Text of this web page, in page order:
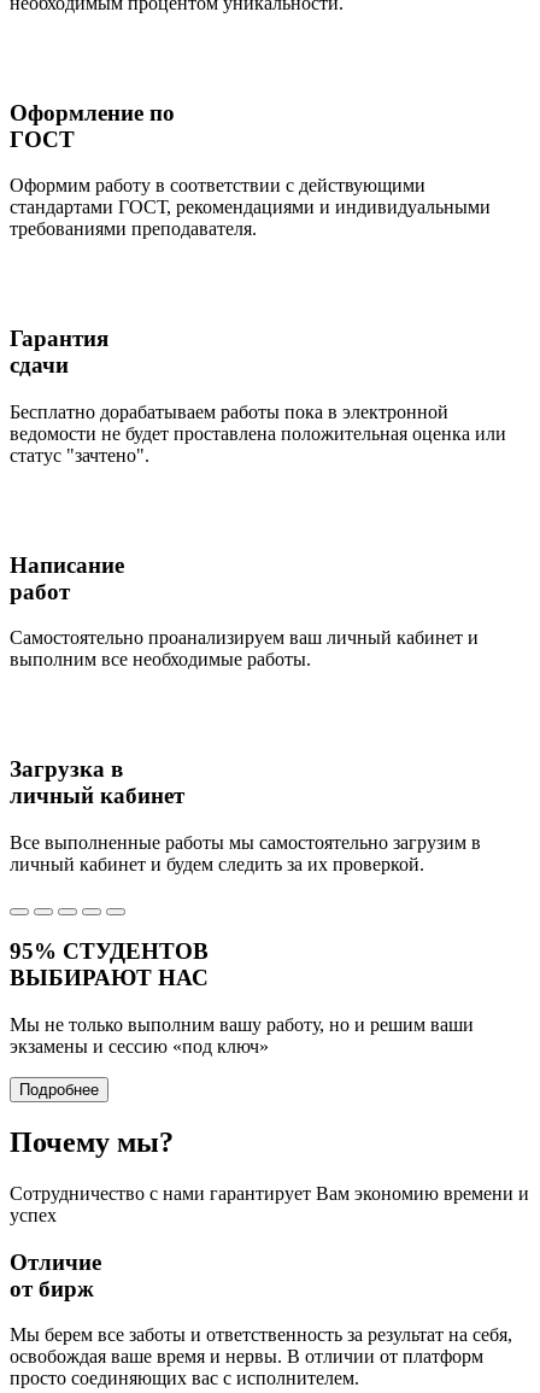
Оформление по
ГОСТ
Оформим работу в соответствии с действующими
стандартами ГОСТ, рекомендациями и индивидуальными
требованиями преподавателя.
Гарантия
сдачи
Бесплатно дорабатываем работы пока в электронной
ведомости не будет проставлена положительная оценка или
статус "зачтено".
Написание
работ
Самостоятельно проанализируем ваш личный кабинет и
выполним все необходимые работы.
Загрузка в
личный кабинет
Все выполненные работы мы самостоятельно загрузим в
личный кабинет и будем следить за их проверкой.
95% СТУДЕНТОВ
ВЫБИРАЮТ НАС
Мы не только выполним вашу работу, но и решим ваши
экзамены и сессию «под ключ»
Подробнее
Почему мы?
Сотрудничество с нами гарантирует Вам экономию времени и
успех
Отличие
от бирж
Мы берем все заботы и ответственность за результат на себя,
освобождая ваше время и нервы. В отличии от платформ
просто соединяющих вас с исполнителем.